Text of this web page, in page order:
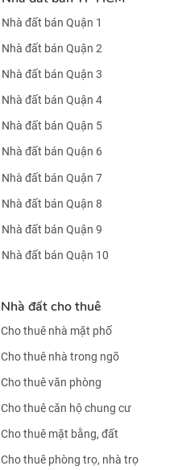
Nhà đất bán Quận 1
Nhà đất bán Quận 2
Nhà đất bán Quận 3
Nhà đất bán Quận 4
Nhà đất bán Quận 5
Nhà đất bán Quận 6
Nhà đất bán Quận 7
Nhà đất bán Quận 8
Nhà đất bán Quận 9
Nhà đất bán Quận 10
Nhà đất cho thuê
Cho thuê nhà mặt phố
Cho thuê nhà trong ngõ
Cho thuê văn phòng
Cho thuê căn hộ chung cư
Cho thuê mặt bằng, đất
Cho thuê phòng trọ, nhà trọ